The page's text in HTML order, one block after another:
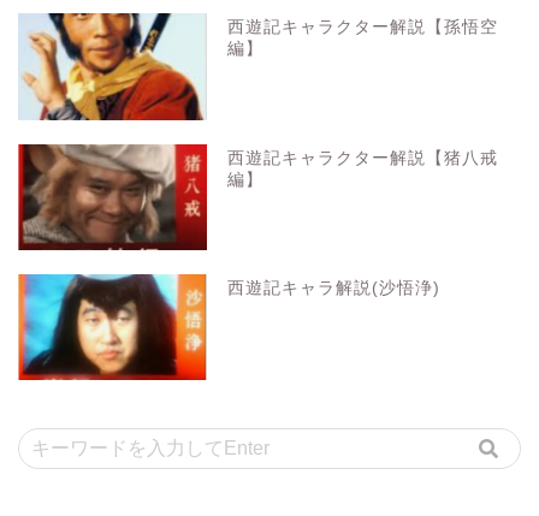
西遊記キャラクター解説【孫悟空
編】
西遊記キャラクター解説【猪八戒
編】
西遊記キャラ解説(沙悟浄)